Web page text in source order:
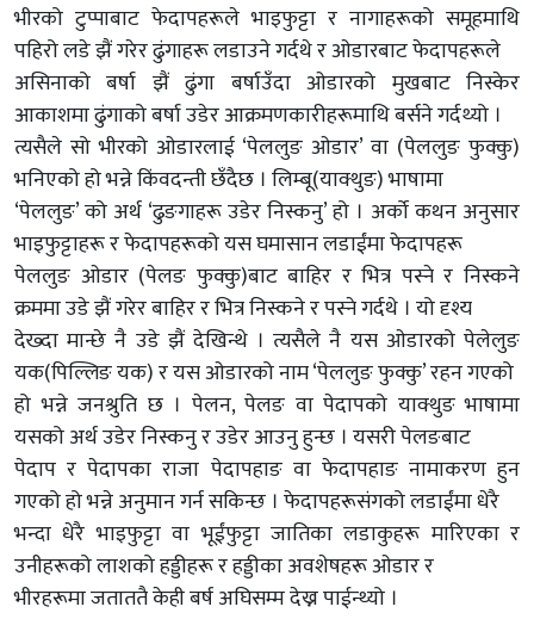
भीरको टुप्पाबाट फेदापहरूले भाइफुट्टा र नागाहरूको समूहमाथि
पहिरो लडे झैं गरेर ढुंगाहरू लडाउने गर्दथे र ओडारबाट फेदापहरूले
असिनाको बर्षा झैं ढुंगा बर्षाउँदा ओडारको मुखबाट निस्केर
आकाशमा ढुंगाको बर्षा उडेर आक्रमणकारीहरूमाथि बर्सने गर्दथ्यो ।
त्यसैले सो भीरको ओडारलाई ‘पेललुङ ओडार’ वा (पेललुङ फुक्कु)
भनिएको हो भन्ने किंवदन्ती छँदैछ । लिम्बू(याक्थुङ) भाषामा
‘पेललुङ’ को अर्थ ‘ढुङगाहरू उडेर निस्कनु’ हो । अर्को कथन अनुसार
भाइफुट्टाहरू र फेदापहरूको यस घमासान लडाईंमा फेदापहरू
पेललुङ ओडार (पेलङ फुक्कु)बाट बाहिर र भित्र पस्ने र निस्कने
क्रममा उडे झैं गरेर बाहिर र भित्र निस्कने र पस्ने गर्दथे । यो दृश्य
देख्दा मान्छे नै उडे झैं देखिन्थे । त्यसैले नै यस ओडारको पेलेलुङ
यक(पिल्लिङ यक) र यस ओडारको नाम ‘पेललुङ फुक्कु’ रहन गएको
हो भन्ने जनश्रुति छ । पेलन, पेलङ वा पेदापको याक्थुङ भाषामा
यसको अर्थ उडेर निस्कनु र उडेर आउनु हुन्छ । यसरी पेलङबाट
पेदाप र पेदापका राजा पेदापहाङ वा फेदापहाङ नामाकरण हुन
गएको हो भन्ने अनुमान गर्न सकिन्छ । फेदापहरूसंगको लडाईंमा धेरै
भन्दा धेरै भाइफुट्टा वा भूईंफुट्टा जातिका लडाकुहरू मारिएका र
उनीहरूको लाशको हड्डीहरू र हड्डीका अवशेषहरू ओडार र
भीरहरूमा जताततै केही बर्ष अघिसम्म देख्न पाईन्थ्यो ।